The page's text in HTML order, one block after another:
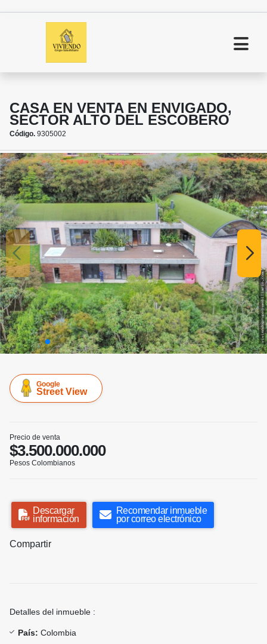
CASA EN VENTA EN ENVIGADO,
SECTOR ALTO DEL ESCOBERO
Código. 9305002
Google
Street View
Precio de venta
$3.500.000.000
Pesos Colombianos
Descargar
información
Recomendar inmueble
por correo electrónico
Compartir
Detalles del inmueble :
País: Colombia